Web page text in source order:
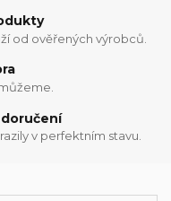
od ověřených výrobců.
v perfektním stavu.